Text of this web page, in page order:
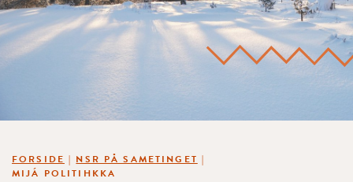
FORSIDE | NSR PÅ SAMETINGET |
MIJÁ POLITIHKKA